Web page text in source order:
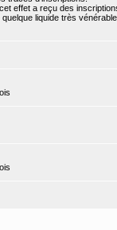
effet a reçu des
liquide très